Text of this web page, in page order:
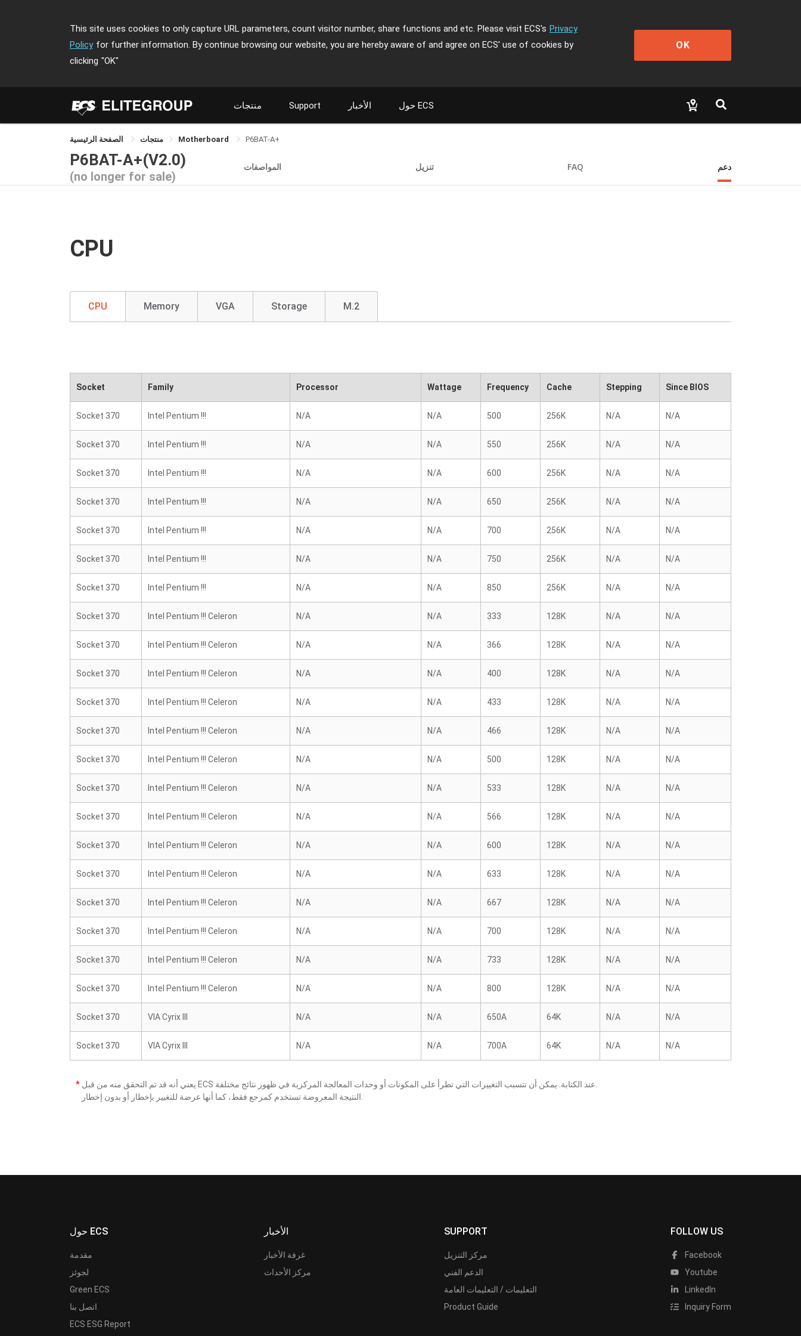
This site uses cookies to only capture URL parameters, count visitor number, share functions and etc. Please visit ECS's Privacy
Policy for further information. By continue browsing our website, you are hereby aware of and agree on ECS' use of cookies by
clicking "OK"
OK
منتجات Support الأخبار حول ECS
منتجات Motherboard P6BAT-A+
P6BAT-A+(V2.0)
(no longer for sale)
المواصفات تنزيل FAQ دعم
CPU
CPU Memory VGA Storage M.2
Socket Family Processor Wattage Frequency Cache Stepping Since BIOS
Socket 370 Intel Pentium !!! N/A N/A 500 256K N/A N/A
Socket 370 Intel Pentium !!! N/A N/A 550 256K N/A N/A
Socket 370 Intel Pentium !!! N/A N/A 600 256K N/A N/A
Socket 370 Intel Pentium !!! N/A N/A 650 256K N/A N/A
Socket 370 Intel Pentium !!! N/A N/A 700 256K N/A N/A
Socket 370 Intel Pentium !!! N/A N/A 750 256K N/A N/A
Socket 370 Intel Pentium !!! N/A N/A 850 256K N/A N/A
Socket 370 Intel Pentium !!! Celeron N/A N/A 333 128K N/A N/A
Socket 370 Intel Pentium !!! Celeron N/A N/A 366 128K N/A N/A
Socket 370 Intel Pentium !!! Celeron N/A N/A 400 128K N/A N/A
Socket 370 Intel Pentium !!! Celeron N/A N/A 433 128K N/A N/A
Socket 370 Intel Pentium !!! Celeron N/A N/A 466 128K N/A N/A
Socket 370 Intel Pentium !!! Celeron N/A N/A 500 128K N/A N/A
Socket 370 Intel Pentium !!! Celeron N/A N/A 533 128K N/A N/A
Socket 370 Intel Pentium !!! Celeron N/A N/A 566 128K N/A N/A
Socket 370 Intel Pentium !!! Celeron N/A N/A 600 128K N/A N/A
Socket 370 Intel Pentium !!! Celeron N/A N/A 633 128K N/A N/A
Socket 370 Intel Pentium !!! Celeron N/A N/A 667 128K N/A N/A
Socket 370 Intel Pentium !!! Celeron N/A N/A 700 128K N/A N/A
Socket 370 Intel Pentium !!! Celeron N/A N/A 733 128K N/A N/A
Socket 370 Intel Pentium !!! Celeron N/A N/A 800 128K N/A N/A
Socket 370 VIA Cyrix III N/A N/A 650A 64K N/A N/A
Socket 370 VIA Cyrix III N/A N/A 700A 64K N/A N/A
*
حول ECS
مقدمة
لجوئز
Green ECS
اتصل بنا
ECS ESG Report
الأخبار
غرفة الأخبار
مركز الأحداث
SUPPORT
مركز التنزيل
الدعم الفني
التعليمات / التعليمات العامة
Product Guide
FOLLOW US
Facebook
Youtube
LinkedIn
Inquiry Form